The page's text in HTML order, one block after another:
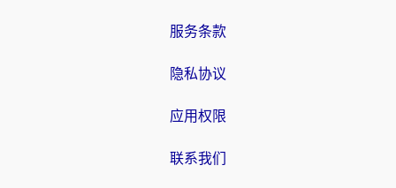
服务条款
隐私协议
应用权限
联系我们